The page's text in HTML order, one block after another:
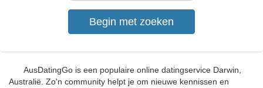
AusDatingGo is een populaire online datingservice Darwin,
Australië. Zo'n community helpt je om nieuwe kennissen en